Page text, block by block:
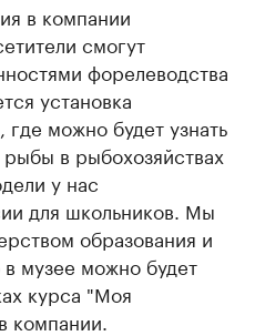
в компании
смогут
форелеводства
установка
можно будет узнать
в рыбохозяйствах
у нас
для школьников. Мы
образования и
музее можно будет
курса "Моя
компании.